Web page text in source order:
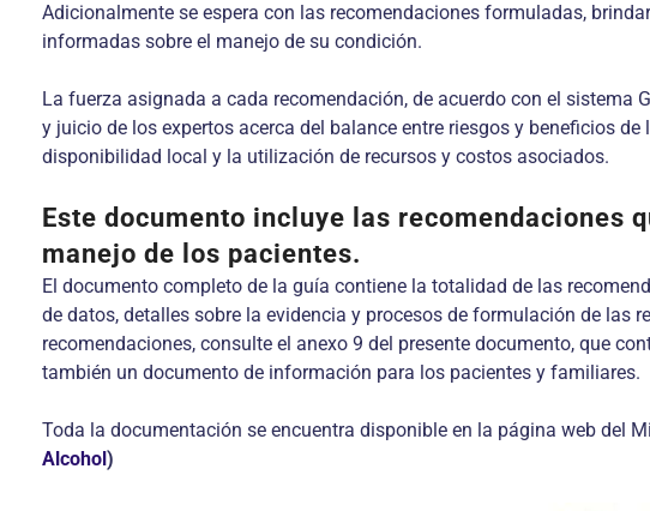
Adicionalmente se espera con las recomendaciones formuladas,
informadas sobre el manejo de su condición.
La fuerza asignada a cada recomendación, de acuerdo con el sistema
y juicio de los expertos acerca del balance entre riesgos y benefi­cios
disponibilidad local y la utilización de recursos y costos asociados.
Este documento incluye las
manejo de los pacientes.
El docu­mento completo de la guía contiene la totalidad de las
de datos, detalles sobre la evidencia y procesos de formulación de las
recomendaciones, consulte el anexo 9 del presente documento, que
también un documento de información para los pa­cientes y familiares.
Toda la documentación se encuentra disponible en la página web del
Alcohol)